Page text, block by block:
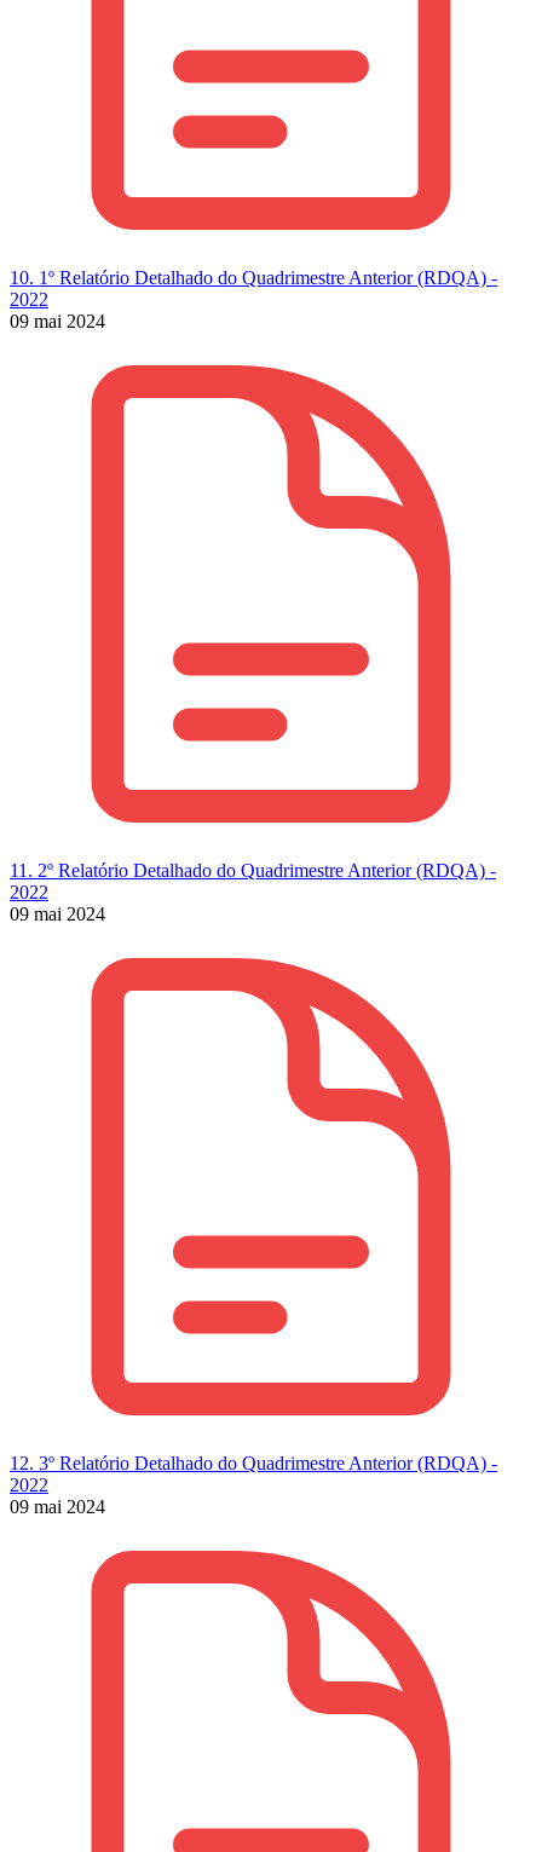
10. 1º Relatório Detalhado do Quadrimestre Anterior (RDQA) -
2022
09 mai 2024
11. 2º Relatório Detalhado do Quadrimestre Anterior (RDQA) -
2022
09 mai 2024
12. 3º Relatório Detalhado do Quadrimestre Anterior (RDQA) -
2022
09 mai 2024